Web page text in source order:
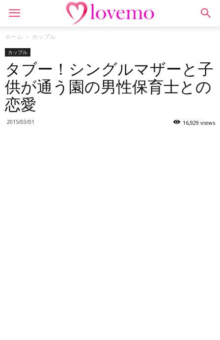
ホーム カップル
カップル
タブー！シングルマザーと子
供が通う園の男性保育士との
恋愛
2015/03/01 16,929 views